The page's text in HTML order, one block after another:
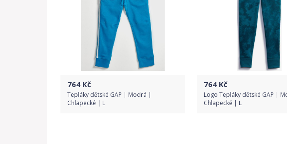
764 Kč
Tepláky dětské GAP | Modrá |
Chlapecké | L
764 Kč
Logo Tepláky dětské GAP |
Chlapecké | L